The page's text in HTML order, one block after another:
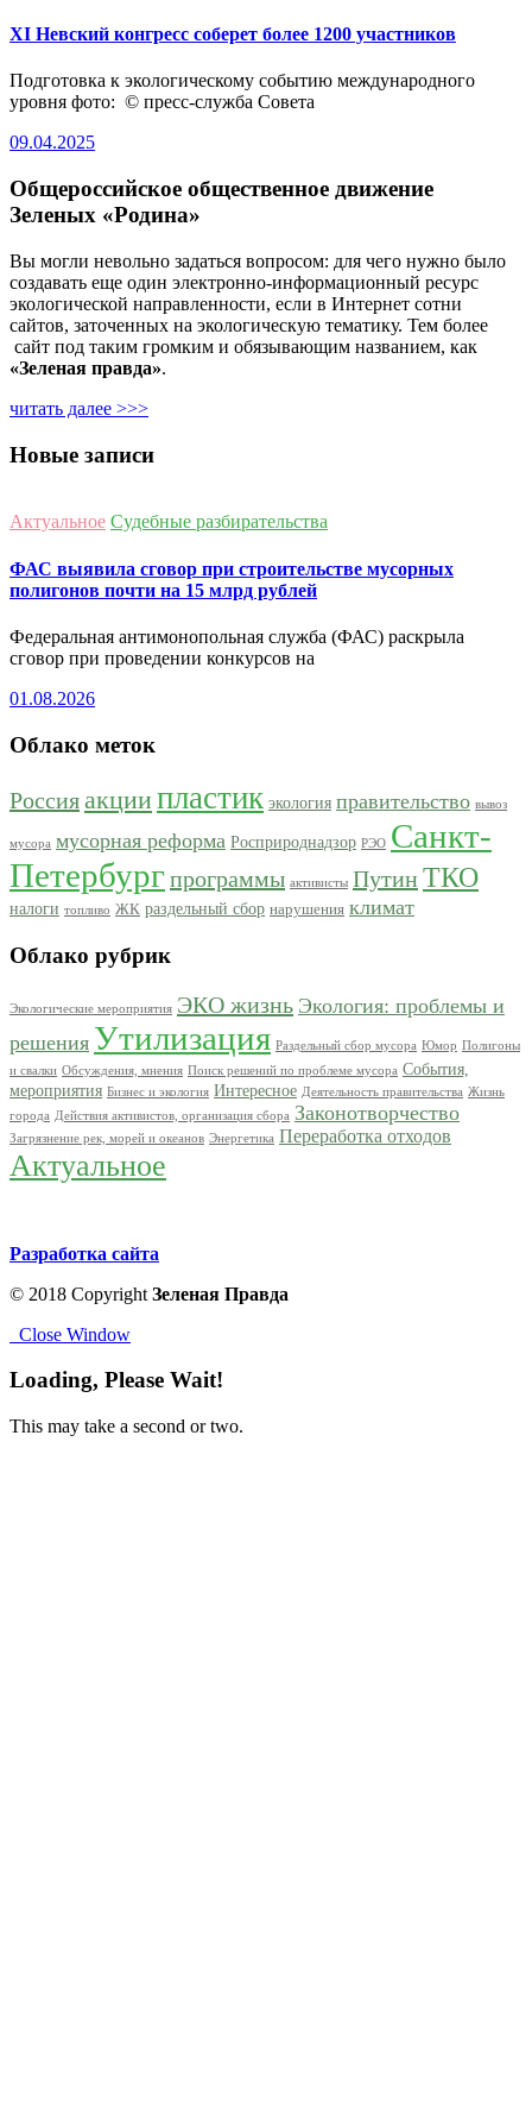
ХI Невский конгресс соберет более 1200 участников
Подготовка к экологическому событию международного
уровня фото: © пресс-служба Совета
09.04.2025
Общероссийское общественное движение
Зеленых «Родина»
Вы могли невольно задаться вопросом: для чего нужно было
создавать еще один электронно-информационный ресурс
экологической направленности, если в Интернет сотни
сайтов, заточенных на экологическую тематику. Тем более
сайт под таким громким и обязывающим названием, как
«Зеленая правда».
читать далее >>>
Новые записи
Актуальное Судебные разбирательства
ФАС выявила сговор при строительстве мусорных
полигонов почти на 15 млрд рублей
Федеральная антимонопольная служба (ФАС) раскрыла
сговор при проведении конкурсов на
01.08.2026
Облако меток
Россияакциипластик экология правительство вывоз
мусора мусорная реформа Росприроднадзор РЭО Санкт-
Петербургпрограммы активисты Путин ТКО
налоги топливо ЖК раздельный сбор нарушения климат
Облако рубрик
Экологические мероприятия ЭКО жизнь Экология: проблемы и
решения Утилизация Раздельный сбор мусора Юмор Полигоны
и свалки Обсуждения, мнения Поиск решений по проблеме мусора События,
мероприятия Бизнес и экология Интересное Деятельность правительства Жизнь
города Действия активистов, организация сбора Законотворчество
Загрязнение рек, морей и океанов Энергетика Переработка отходов
Актуальное
Разработка сайта
© 2018 Copyright Зеленая Правда
Close Window
Loading, Please Wait!
This may take a second or two.